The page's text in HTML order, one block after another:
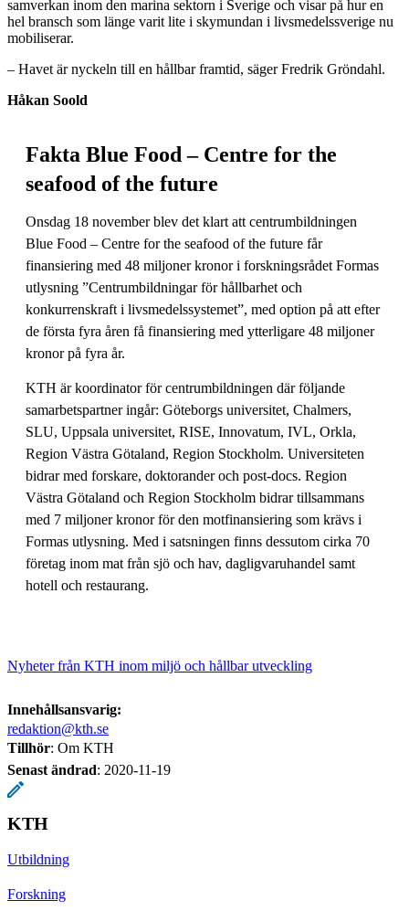
samverkan inom den marina sektorn i Sverige och visar på hur en
hel bransch som länge varit lite i skymundan i livsmedelssverige nu
mobiliserar.
– Havet är nyckeln till en hållbar framtid, säger Fredrik Gröndahl.
Håkan Soold
Fakta Blue Food – Centre for the
seafood of the future
Onsdag 18 november blev det klart att centrumbildningen
Blue Food – Centre for the seafood of the future får
finansiering med 48 miljoner kronor i forskningsrådet Formas
utlysning ”Centrumbildningar för hållbarhet och
konkurrenskraft i livsmedelssystemet”, med option på att efter
de första fyra åren få finansiering med ytterligare 48 miljoner
kronor på fyra år.
KTH är koordinator för centrumbildningen där följande
samarbetspartner ingår: Göteborgs universitet, Chalmers,
SLU, Uppsala universitet, RISE, Innovatum, IVL, Orkla,
Region Västra Götaland, Region Stockholm. Universiteten
bidrar med forskare, doktorander och post-docs. Region
Västra Götaland och Region Stockholm bidrar tillsammans
med 7 miljoner kronor för den motfinansiering som krävs i
Formas utlysning. Med i satsningen finns dessutom cirka 70
företag inom mat från sjö och hav, dagligvaruhandel samt
hotell och restaurang.
Nyheter från KTH inom miljö och hållbar utveckling
Innehållsansvarig:
redaktion@kth.se
Tillhör: Om KTH
Senast ändrad: 2020-11-19
KTH
Utbildning
Forskning